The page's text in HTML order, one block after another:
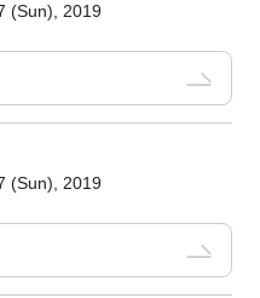
(Sun), 2019
(Sun), 2019